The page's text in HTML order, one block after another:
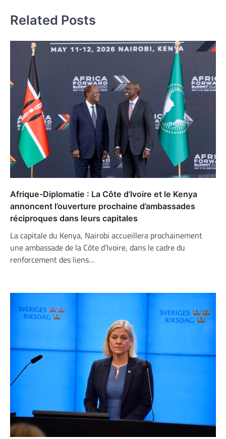
Related Posts
Afrique-Diplomatie : La Côte d’Ivoire et le Kenya
annoncent l’ouverture prochaine d’ambassades
réciproques dans leurs capitales
La capitale du Kenya, Nairobi accueillera prochainement
une ambassade de la Côte d’Ivoire, dans le cadre du
renforcement des liens…